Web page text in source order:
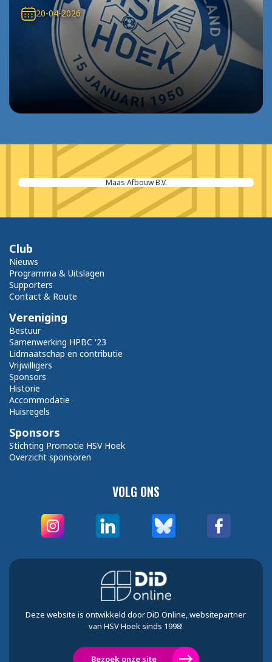
20-04-2026
Maas Afbouw B.V.
VOLG ONS
Club
Nieuws
Programma & Uitslagen
Supporters
Contact & Route
Vereniging
Bestuur
Samenwerking HPBC '23
Lidmaatschap en contributie
Vrijwilligers
Sponsors
Historie
Accommodatie
Huisregels
Sponsors
Stichting Promotie HSV Hoek
Overzicht sponsoren
Deze website is ontwikkeld door DiD Online, websitepartner
van HSV Hoek sinds 1998!
Bezoek onze site